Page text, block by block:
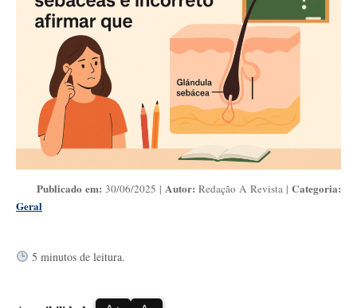
Publicado em: 30/06/2025 |Autor: Redação A Revista |Categoria:
Geral
5 minutos de leitura.